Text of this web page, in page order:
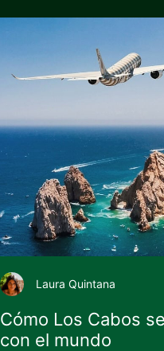
Laura Quintana
Cómo Los Cabos
con el mundo